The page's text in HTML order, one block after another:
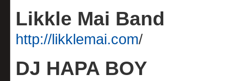
Likkle Mai Band
http://likklemai.com/
DJ HAPA BOY